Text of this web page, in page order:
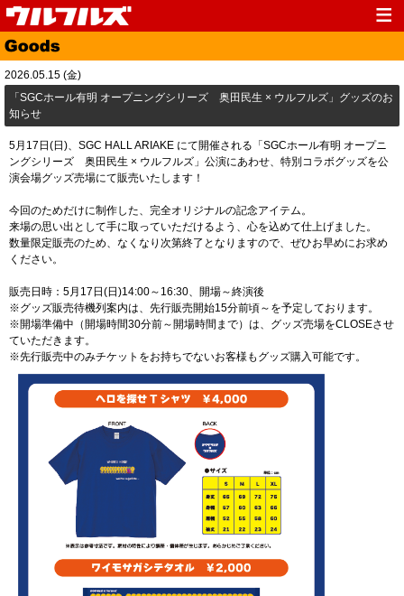
Top
Media Live
Profile
Fanclub Goods
2026.05.15 (金)
「SGCホール有明 オープニングシリーズ 奥田民生 × ウルフルズ」グッズのお
知らせ
5月17日(日)、SGC HALL ARIAKE にて開催される「SGCホール有明 オープニ
ングシリーズ 奥田民生 × ウルフルズ」公演にあわせ、特別コラボグッズを公
演会場グッズ売場にて販売いたします！
今回のためだけに制作した、完全オリジナルの記念アイテム。
来場の思い出として手に取っていただけるよう、心を込めて仕上げました。
数量限定販売のため、なくなり次第終了となりますので、ぜひお早めにお求め
ください。
販売日時：5月17日(日)14:00～16:30、開場～終演後
※グッズ販売待機列案内は、先行販売開始15分前頃～を予定しております。
※開場準備中（開場時間30分前～開場時間まで）は、グッズ売場をCLOSEさせ
ていただきます。
※先行販売中のみチケットをお持ちでないお客様もグッズ購入可能です。